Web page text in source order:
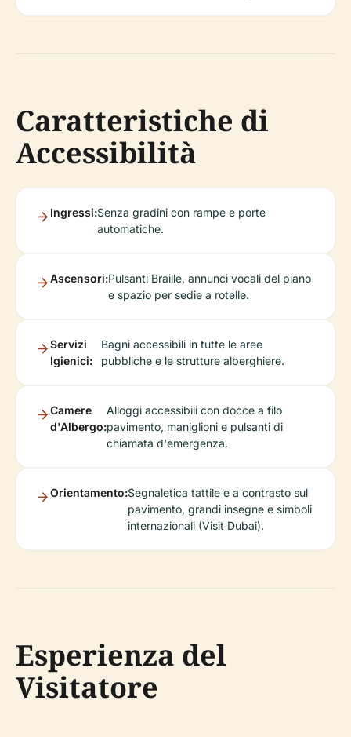
Caratteristiche di
Accessibilità
Ingressi:Senza gradini con rampe e porte
automatiche.
Ascensori:Pulsanti Braille, annunci vocali del piano
e spazio per sedie a rotelle.
Servizi
Igienici:
Bagni accessibili in tutte le aree
pubbliche e le strutture alberghiere.
Camere
d'Albergo:
Alloggi accessibili con docce a filo
pavimento, maniglioni e pulsanti di
chiamata d'emergenza.
Orientamento:Segnaletica tattile e a contrasto sul
pavimento, grandi insegne e simboli
internazionali (Visit Dubai).
Esperienza del
Visitatore